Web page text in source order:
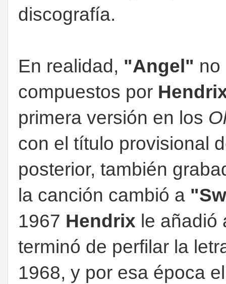
discografía.
En realidad, "Angel" no
compuestos por
primera versión en los
con el título provisional
posterior, también
la canción cambió a
1967 Hendrix le
terminó de perfilar la
1968, y por esa época